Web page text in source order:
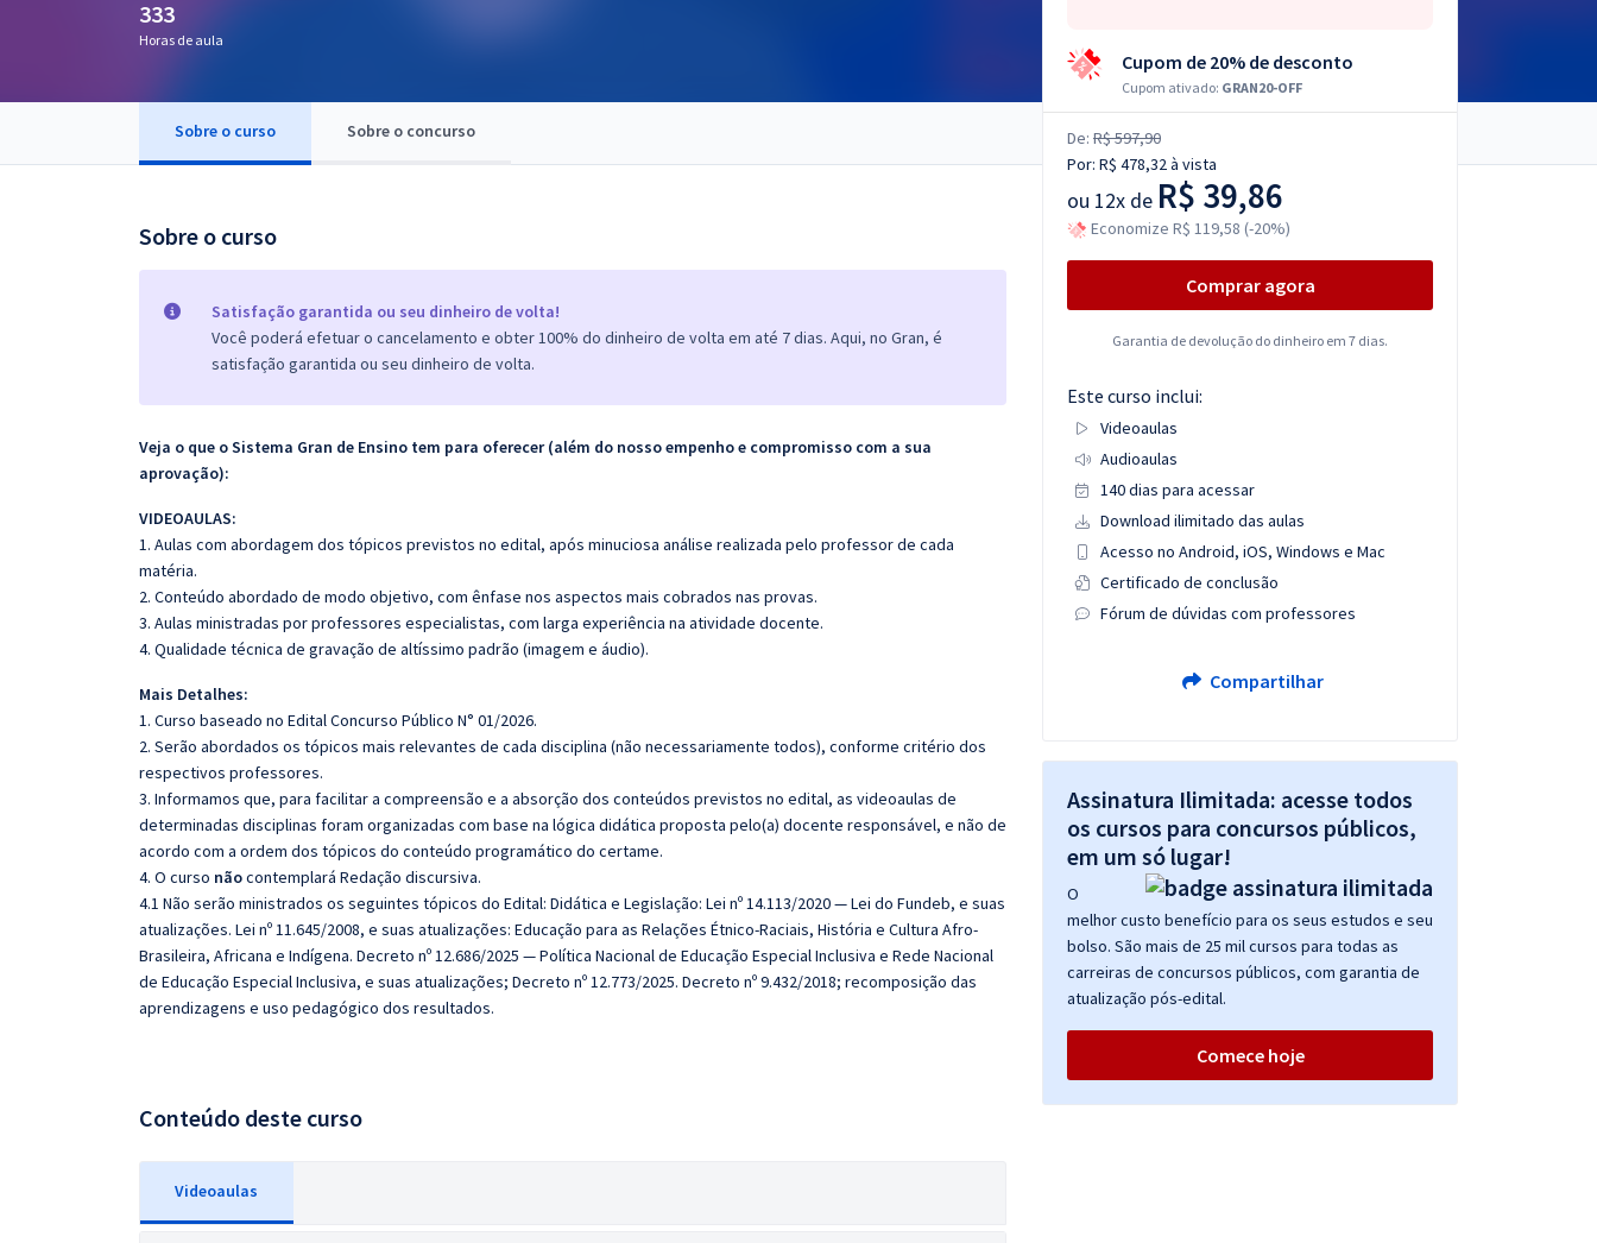
Questões grátis
333
Horas de aula
Sobre o curso Sobre o concurso
Sobre o curso
Satisfação garantida ou seu dinheiro de volta!
Você poderá efetuar o cancelamento e obter 100% do dinheiro de volta em até 7 dias. Aqui, no Gran, é
satisfação garantida ou seu dinheiro de volta.
Veja o que o Sistema Gran de Ensino tem para oferecer (além do nosso empenho e compromisso com a sua
aprovação):
VIDEOAULAS:
1. Aulas com abordagem dos tópicos previstos no edital, após minuciosa análise realizada pelo professor de cada
matéria.
2. Conteúdo abordado de modo objetivo, com ênfase nos aspectos mais cobrados nas provas.
3. Aulas ministradas por professores especialistas, com larga experiência na atividade docente.
4. Qualidade técnica de gravação de altíssimo padrão (imagem e áudio).
Mais Detalhes:
1. Curso baseado no Edital Concurso Público N° 01/2026.
2. Serão abordados os tópicos mais relevantes de cada disciplina (não necessariamente todos), conforme critério dos
respectivos professores.
3. Informamos que, para facilitar a compreensão e a absorção dos conteúdos previstos no edital, as videoaulas de
determinadas disciplinas foram organizadas com base na lógica didática proposta pelo(a) docente responsável, e não de
acordo com a ordem dos tópicos do conteúdo programático do certame.
4. O curso nãocontemplará Redação discursiva.
4.1 Não serão ministrados os seguintes tópicos do Edital: Didática e Legislação: Lei nº 14.113/2020 — Lei do Fundeb, e suas
atualizações. Lei nº 11.645/2008, e suas atualizações: Educação para as Relações Étnico-Raciais, História e Cultura Afro-
Brasileira, Africana e Indígena. Decreto nº 12.686/2025 — Política Nacional de Educação Especial Inclusiva e Rede Nacional
de Educação Especial Inclusiva, e suas atualizações; Decreto nº 12.773/2025. Decreto nº 9.432/2018; recomposição das
aprendizagens e uso pedagógico dos resultados.
Conteúdo deste curso
Videoaulas
Cupom de 20% de desconto
Cupom ativado: GRAN20-OFF
De: R$ 597,90
Por: R$ 478,32à vista
ou 12x de R$ 39,86
Economize R$ 119,58 (-20%)
Comprar agora
Garantia de devolução do dinheiro em 7 dias.
Este curso inclui:
Videoaulas
Audioaulas
140 dias para acessar
Download ilimitado das aulas
Acesso no Android, iOS, Windows e Mac
Certificado de conclusão
Fórum de dúvidas com professores
Compartilhar
Assinatura Ilimitada: acesse todos
os cursos para concursos públicos,
em um só lugar!
O
melhor custo benefício para os seus estudos e seu
bolso. São mais de 25 mil cursos para todas as
carreiras de concursos públicos, com garantia de
atualização pós-edital.
Comece hoje